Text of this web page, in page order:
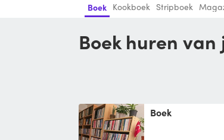
Boek Kookboek Stripboek
Boek huren
Boek